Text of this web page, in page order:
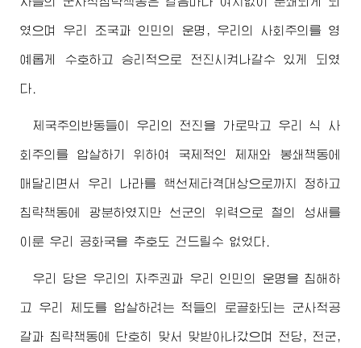
였으며 우리 조국과 인민의 운명, 우리의 사회주의를 영
예롭게 수호하고 승리적으로 전진시켜나갈수 있게 되였
다.
제국주의반동들이 우리의 전진을 가로막고 우리 식 사
회주의를 압살하기 위하여 국제적인 제재와 봉쇄책동에
매달리면서 우리 나라를 핵선제타격대상으로까지 정하고
침략책동에 광분하였지만 선군의 위력으로 철의 성새를
이룬 우리 공화국을 추호도 건드릴수 없었다.
우리 당은 우리의 자주권과 우리 인민의 운명을 침해하
고 우리 제도를 압살하려는 적들의 로골화되는 군사적공
갈과 침략책동에 단호히 맞서 맞받아나갔으며 전당, 전군,